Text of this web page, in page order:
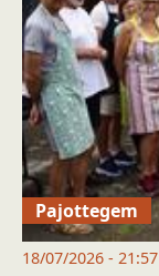
Pajottegem
18/07/2026 - 21:57